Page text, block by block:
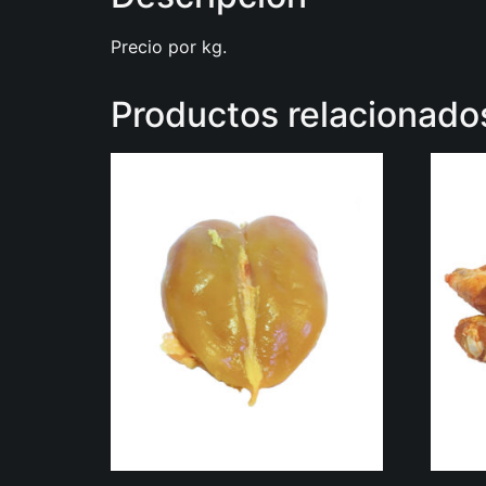
Precio por kg.
Productos